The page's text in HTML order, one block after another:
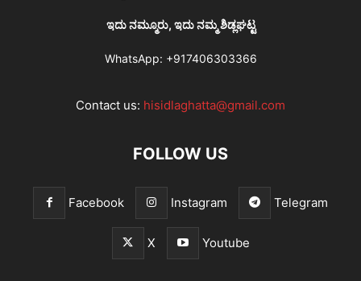
ಇದು ನಮ್ಮೂರು, ಇದು ನಮ್ಮ ಶಿಡ್ಲಘಟ್ಟ
WhatsApp: +917406303366
Contact us: hisidlaghatta@gmail.com
FOLLOW US
Facebook Instagram Telegram
X Youtube